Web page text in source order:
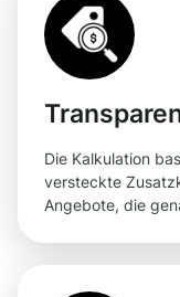
Die Kalkulation
versteckte
Angebote, die